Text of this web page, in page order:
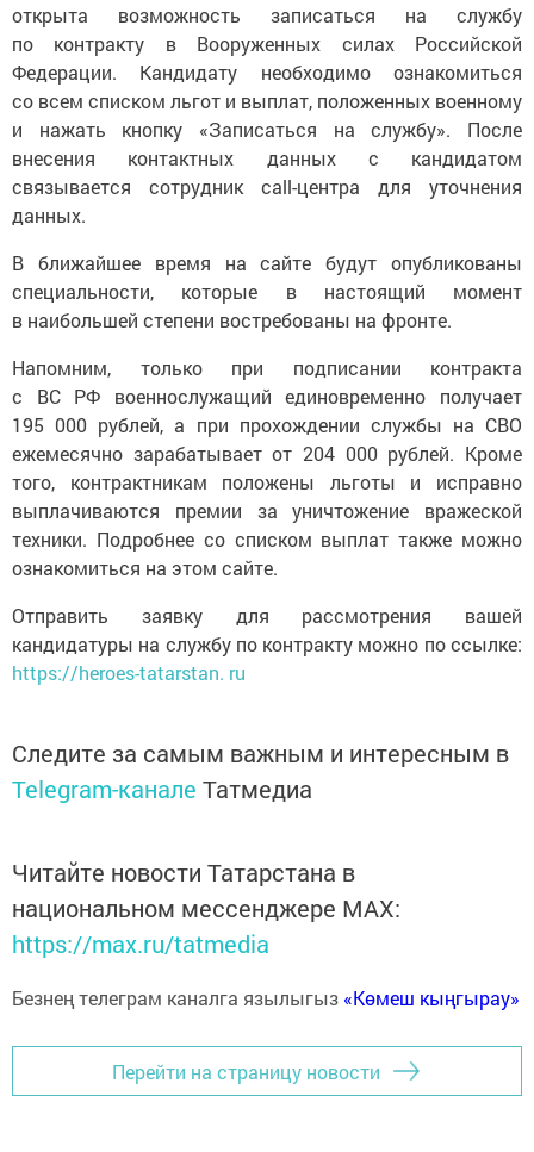
открыта возможность записаться на службу
по контракту в Вооруженных силах Российской
Федерации. Кандидату необходимо ознакомиться
со всем списком льгот и выплат, положенных военному
и нажать кнопку «Записаться на службу». После
внесения контактных данных с кандидатом
связывается сотрудник call-центра для уточнения
данных.
В ближайшее время на сайте будут опубликованы
специальности, которые в настоящий момент
в наибольшей степени востребованы на фронте.
Напомним, только при подписании контракта
с ВС РФ военнослужащий единовременно получает
195 000 рублей, а при прохождении службы на СВО
ежемесячно зарабатывает от 204 000 рублей. Кроме
того, контрактникам положены льготы и исправно
выплачиваются премии за уничтожение вражеской
техники. Подробнее со списком выплат также можно
ознакомиться на этом сайте.
Отправить заявку для рассмотрения вашей
кандидатуры на службу по контракту можно по ссылке:
https://heroes-tatarstan. ru
Следите за самым важным и интересным в
Telegram-канале Татмедиа
Читайте новости Татарстана в
национальном мессенджере MАХ:
https://max.ru/tatmedia
Безнең телеграм каналга язылыгыз «Көмеш кыңгырау»
Перейти на страницу новости